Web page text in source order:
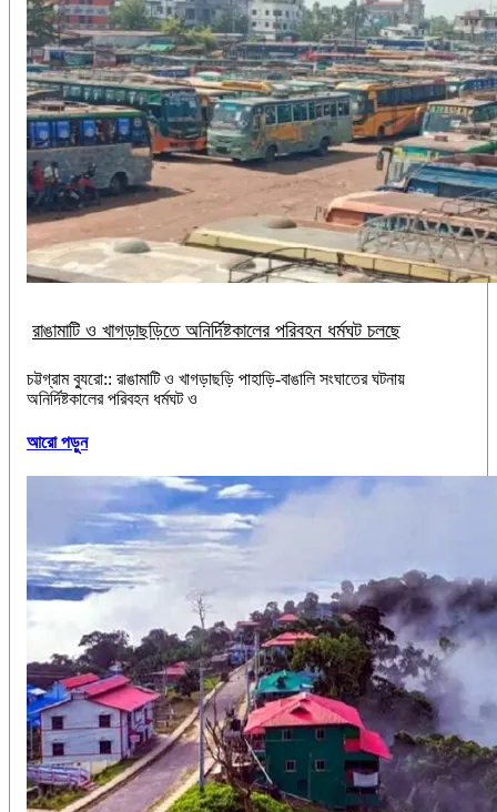
রাঙামাটি ও খাগড়াছড়িতে অনির্দিষ্টকালের পরিবহন ধর্মঘট চলছে
চট্টগ্রাম ব্যুরো:: রাঙামাটি ও খাগড়াছড়ি পাহাড়ি-বাঙালি সংঘাতের ঘটনায়
অনির্দিষ্টকালের পরিবহন ধর্মঘট ও
আরো পড়ুন